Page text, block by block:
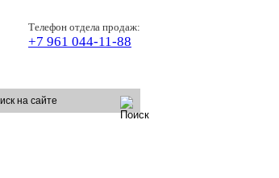
Телефон отдела продаж:
+7 961 044-11-88